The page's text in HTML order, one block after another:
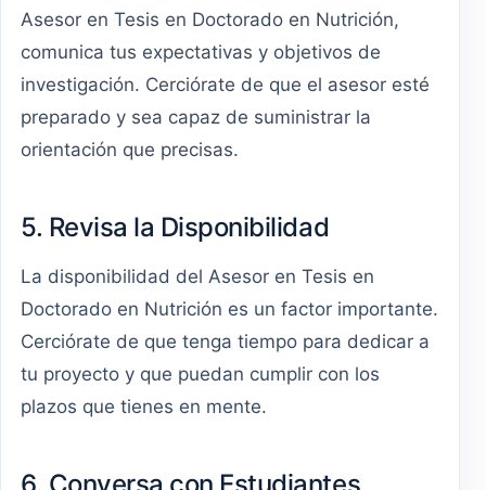
Asesor en Tesis en Doctorado en Nutrición,
comunica tus expectativas y objetivos de
investigación. Cerciórate de que el asesor esté
preparado y sea capaz de suministrar la
orientación que precisas.
5. Revisa la Disponibilidad
La disponibilidad del Asesor en Tesis en
Doctorado en Nutrición es un factor importante.
Cerciórate de que tenga tiempo para dedicar a
tu proyecto y que puedan cumplir con los
plazos que tienes en mente.
6. Conversa con Estudiantes